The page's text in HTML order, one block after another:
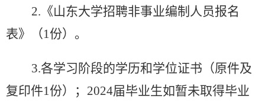
2. 《山东大学招聘非事业编制人员报名
表》（1份）。
3.各学习阶段的学历和学位证书（原件及
复印件1份）； 2024届毕业生如暂未取得毕业